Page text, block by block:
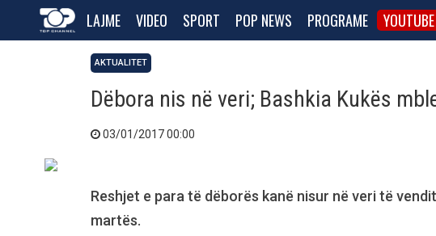
LAJME VIDEO SPORT POP NEWS PROGRAME YOUTUBE
AKTUALITET
Dëbora nis në veri; Bashkia Kukës
03/01/2017 00:00
Reshjet e para të dëborës kanë nisur në veri të
martës.